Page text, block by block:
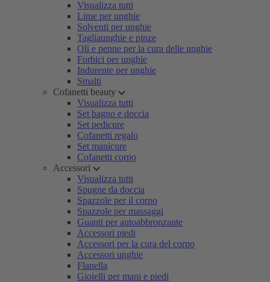
Visualizza tutti
Lime per unghie
Solventi per unghie
Tagliaunghie e pinze
Oli e penne per la cura delle unghie
Forbici per unghie
Indurente per unghie
Smalti
Cofanetti beauty
Visualizza tutti
Set bagno e doccia
Set pedicure
Cofanetti regalo
Set manicure
Cofanetti corpo
Accessori
Visualizza tutti
Spugne da doccia
Spazzole per il corpo
Spazzole per massaggi
Guanti per autoabbronzante
Accessori piedi
Accessori per la cura del corpo
Accessori unghie
Flanella
Gioielli per mani e piedi